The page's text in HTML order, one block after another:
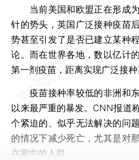
当前美国和欧盟正在形成为
针的势头，英国广泛接种疫苗
势甚至引发了是否已建立某种
论。而在世界各地，数以亿计
第一剂疫苗，距离实现广泛接种
疫苗接种率较低的非洲和东
以来最严重的暴发。CNN报道
个紧迫的、似乎无法解决的问
的情况下减少死亡，尤其是对
在家中的人群。